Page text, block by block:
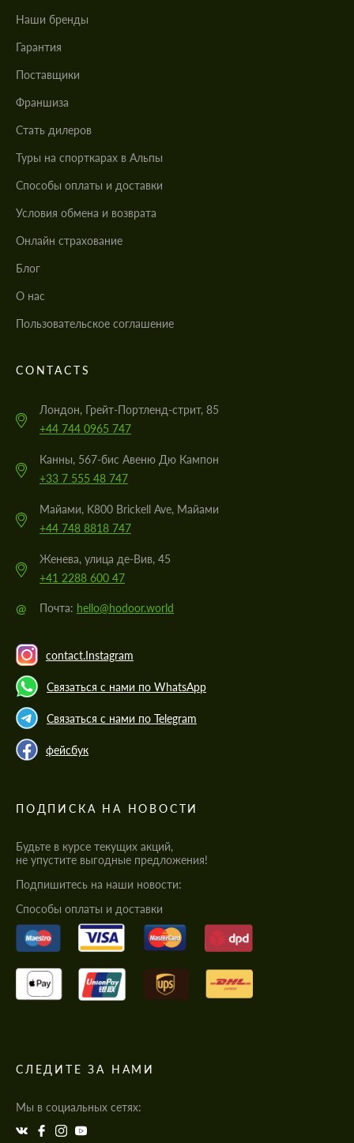
Наши бренды
Гарантия
Поставщики
Франшиза
Стать дилеров
Туры на спорткарах в Альпы
Cпособы оплаты и доставки
Условия обмена и возврата
Онлайн страхование
Блог
О нас
Пользовательское соглашение
CONTACTS
Лондон, Грейт-Портленд-стрит, 85
+44 744 0965 747
Канны, 567-бис Авеню Дю Кампон
+33 7 555 48 747
Майами, K800 Brickell Ave, Майами
+44 748 8818 747
Женева, улица де-Вив, 45
+41 2288 600 47
@ Почта: hello@hodoor.world
contact.Instagram
Связаться с нами по WhatsApp
Связаться с нами по Telegram
фейсбук
ПОДПИСКА НА НОВОСТИ
Будьте в курсе текущих акций,
не упустите выгодные предложения!
Подпишитесь на наши новости:
Cпособы оплаты и доставки
СЛЕДИТЕ ЗА НАМИ
Мы в социальных сетях: